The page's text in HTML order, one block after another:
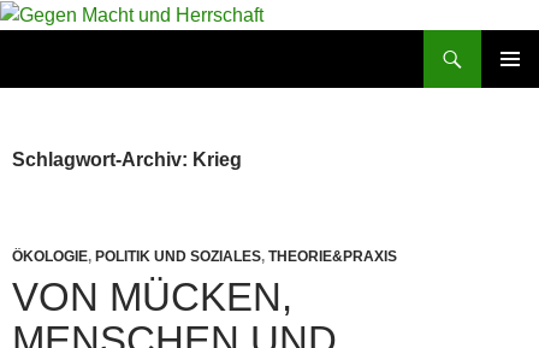
Zum
Schlagwort-Archiv: Krieg
ÖKOLOGIE, POLITIK UND SOZIALES, THEORIE&PRAXIS
VON MÜCKEN,